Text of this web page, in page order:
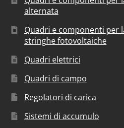
alternata
Quadri e componenti per
stringhe fotovoltaiche
Quadri elettrici
Quadri di campo
Regolatori di carica
Sistemi di accumulo